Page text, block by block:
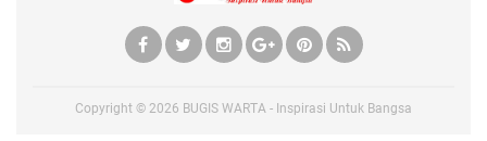
Copyright © 2026 BUGIS WARTA - Inspirasi Untuk Bangsa